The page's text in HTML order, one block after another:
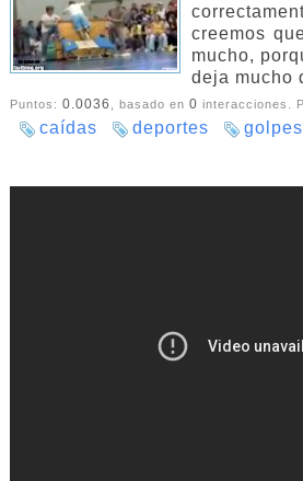
creemos
mucho,
deja mucho
Puntos: 0.0036 , basado en 0 interacciones.
caídas deportes golpes